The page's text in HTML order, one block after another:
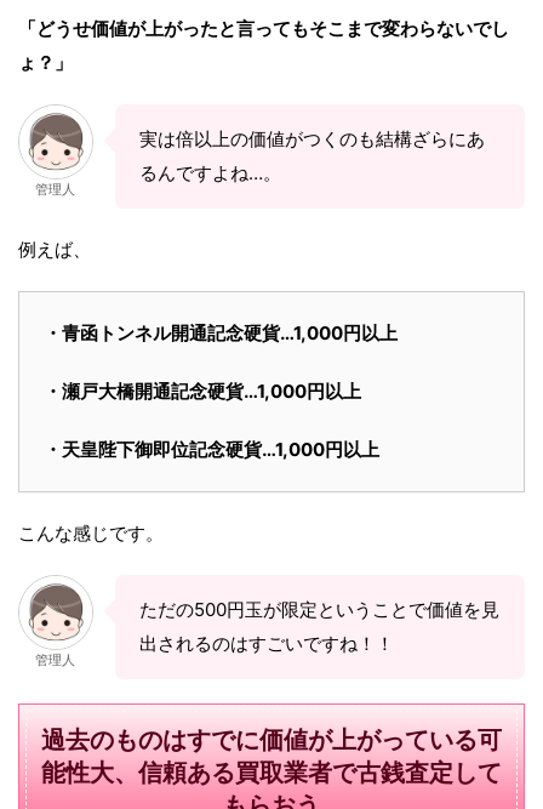
「どうせ価値が上がったと言ってもそこまで変わらないでし
ょ？」
管理人
実は倍以上の価値がつくのも結構ざらにあ
るんですよね…。
例えば、
・青函トンネル開通記念硬貨…1,000円以上
・瀬戸大橋開通記念硬貨…1,000円以上
・天皇陛下御即位記念硬貨…1,000円以上
こんな感じです。
管理人
ただの500円玉が限定ということで価値を見
出されるのはすごいですね！！
過去のものはすでに価値が上がっている可
能性大、信頼ある買取業者で古銭査定して